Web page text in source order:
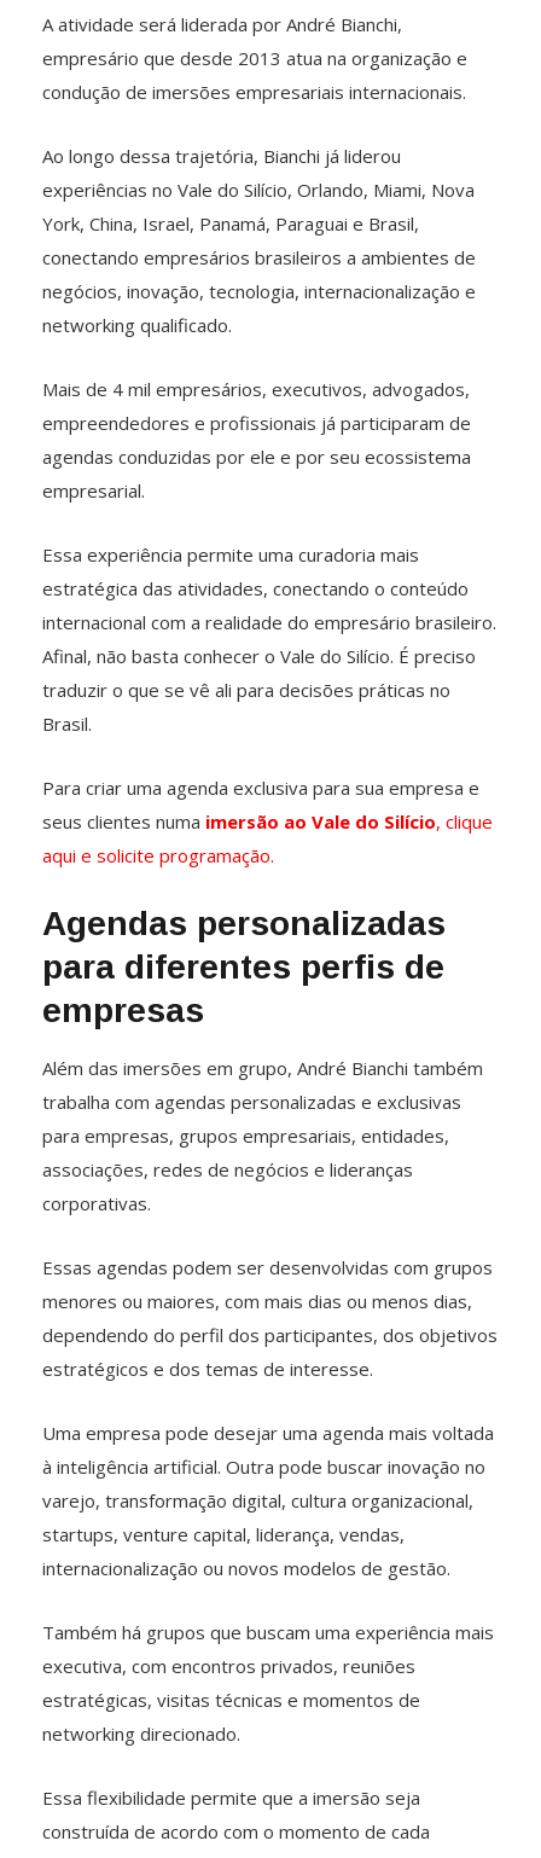
A atividade será liderada por André Bianchi,
empresário que desde 2013 atua na organização e
condução de imersões empresariais internacionais.
Ao longo dessa trajetória, Bianchi já liderou
experiências no Vale do Silício, Orlando, Miami, Nova
York, China, Israel, Panamá, Paraguai e Brasil,
conectando empresários brasileiros a ambientes de
negócios, inovação, tecnologia, internacionalização e
networking qualificado.
Mais de 4 mil empresários, executivos, advogados,
empreendedores e profissionais já participaram de
agendas conduzidas por ele e por seu ecossistema
empresarial.
Essa experiência permite uma curadoria mais
estratégica das atividades, conectando o conteúdo
internacional com a realidade do empresário brasileiro.
Afinal, não basta conhecer o Vale do Silício. É preciso
traduzir o que se vê ali para decisões práticas no
Brasil.
Para criar uma agenda exclusiva para sua empresa e
seus clientes numa imersão ao Vale do Silício, clique
aqui e solicite programação.
Agendas personalizadas
para diferentes perfis de
empresas
Além das imersões em grupo, André Bianchi também
trabalha com agendas personalizadas e exclusivas
para empresas, grupos empresariais, entidades,
associações, redes de negócios e lideranças
corporativas.
Essas agendas podem ser desenvolvidas com grupos
menores ou maiores, com mais dias ou menos dias,
dependendo do perfil dos participantes, dos objetivos
estratégicos e dos temas de interesse.
Uma empresa pode desejar uma agenda mais voltada
à inteligência artificial. Outra pode buscar inovação no
varejo, transformação digital, cultura organizacional,
startups, venture capital, liderança, vendas,
internacionalização ou novos modelos de gestão.
Também há grupos que buscam uma experiência mais
executiva, com encontros privados, reuniões
estratégicas, visitas técnicas e momentos de
networking direcionado.
Essa flexibilidade permite que a imersão seja
construída de acordo com o momento de cada